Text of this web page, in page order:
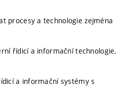
procesy a technologie zejména
řídicí a informační technologie,
a informační systémy s